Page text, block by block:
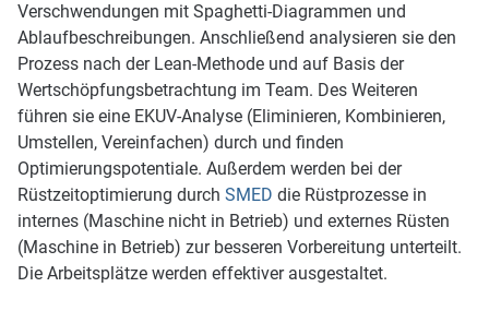
Verschwendungen mit Spaghetti-Diagrammen und
Ablaufbeschreibungen. Anschließend analysieren sie den
Prozess nach der Lean-Methode und auf Basis der
Wertschöpfungsbetrachtung im Team. Des Weiteren
führen sie eine EKUV-Analyse (Eliminieren, Kombinieren,
Umstellen, Vereinfachen) durch und finden
Optimierungspotentiale. Außerdem werden bei der
Rüstzeitoptimierung durch SMED die Rüstprozesse in
internes (Maschine nicht in Betrieb) und externes Rüsten
(Maschine in Betrieb) zur besseren Vorbereitung unterteilt.
Die Arbeitsplätze werden effektiver ausgestaltet.